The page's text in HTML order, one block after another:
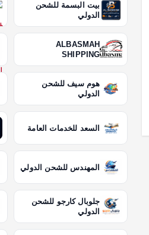
بيت البسمة للشحن
الدولي
ALBASMAH
SHIPPING
هوم سيف للشحن
الدولي
السعد للخدمات العامة
المهندس للشحن الدولي
جلوبال كارجو للشحن
الدولي